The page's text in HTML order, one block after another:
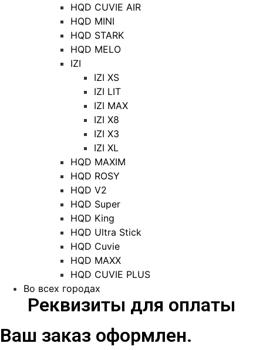
HQD CUVIE AIR
HQD MINI
HQD STARK
HQD MELO
IZI
IZI XS
IZI LIT
IZI MAX
IZI X8
IZI X3
IZI XL
HQD MAXIM
HQD ROSY
HQD V2
HQD Super
HQD King
HQD Ultra Stick
HQD Cuvie
HQD MAXX
HQD CUVIE PLUS
Во всех городах
Реквизиты для оплаты
Ваш заказ оформлен.